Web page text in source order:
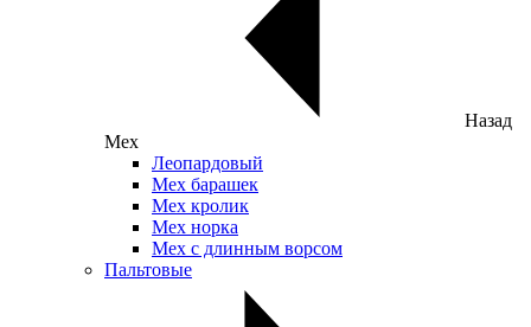
Назад
Мех
Леопардовый
Мех барашек
Мех кролик
Мех норка
Мех с длинным ворсом
Пальтовые